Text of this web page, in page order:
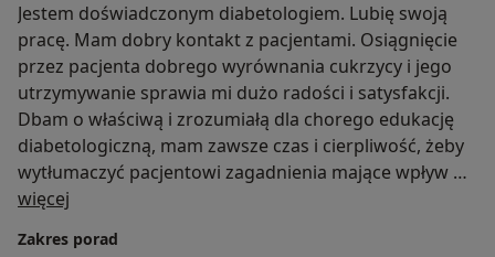
Jestem doświadczonym diabetologiem. Lubię swoją
pracę. Mam dobry kontakt z pacjentami. Osiągnięcie
przez pacjenta dobrego wyrównania cukrzycy i jego
utrzymywanie sprawia mi dużo radości i satysfakcji.
Dbam o właściwą i zrozumiałą dla chorego edukację
diabetologiczną, mam zawsze czas i cierpliwość, żeby
wytłumaczyć pacjentowi zagadnienia mające wpływ na
jego prawidłowe leczenie.
glikemicznym, przeprowadzania samokontroli i
więcej
Zakres porad